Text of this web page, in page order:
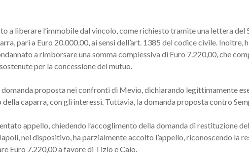
a liberare l’immobile dal vincolo, come richiesto tramite una lettera
pari a Euro 20.000,00, ai sensi dell’art. 1385 del codice civile.
a rimborsare una somma complessiva di Euro 7.220,00, che
per la concessione del mutuo.
proposta nei confronti di Mevio, dichiarando legittimamente
caparra, con gli interessi. Tuttavia, la domanda proposta contro
appello, chiedendo l’accoglimento della domanda di restituzione
nel dispositivo, ha parzialmente accolto l’appello, riconoscendo la
Euro 7.220,00 a favore di Tizio e Caio.